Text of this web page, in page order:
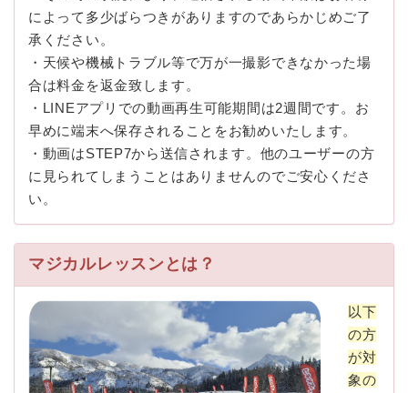
によって多少ばらつきがありますのであらかじめご了
承ください。
・天候や機械トラブル等で万が一撮影できなかった場
合は料金を返金致します。
・LINEアプリでの動画再生可能期間は2週間です。お
早めに端末へ保存されることをお勧めいたします。
・動画はSTEP7から送信されます。他のユーザーの方
に見られてしまうことはありませんのでご安心くださ
い。
マジカルレッスンとは？
以下
の方
が対
象の